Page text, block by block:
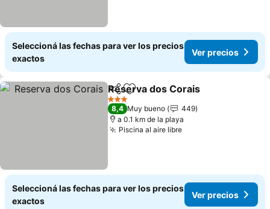
Seleccioná las fechas para ver los precios
exactos
Ver precios
CompartirAñadir a favoritos
Reserva dos Corais
3 Estrellas
8,4 Muy bueno
449
a 0.1 km de la playa
Piscina al aire libreVer precios
Seleccioná las fechas para ver los precios
exactos
Ver precios